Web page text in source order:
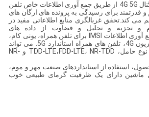
دستگاه نقطه گرم سیگنال 4G 5G از طریق جمع آوری اطلاعات خاص تلفن
قدرتمند برای رسیدگی به پرونده های ارگان های
می کند.تحقق غربالگری منابع اطلاعاتی مفید در
و تجزیه و تحلیل و قضاوت از داده های
مربوطهپشتیبانی از جمع آوری اطلاعات IMSI برای تلفن همراه، یونی کام،
مخابرات، رادیو و تلویزیون 4G، تلفن های همراه استاندارد 5G. می تواند
عملیات همزمان چهار نوع حامل، TDD-LTE،FDD-LTE، NR-TDD و NR-
استفاده از استانداردهای صنعت مهر و موم،
ماشین دارای یک ظرفیت گرمای طبیعی خوب